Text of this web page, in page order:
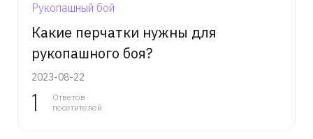
Рукопашный бой
Какие перчатки нужны для
рукопашного боя?
2023-08-22
1
Ответов
посетителей